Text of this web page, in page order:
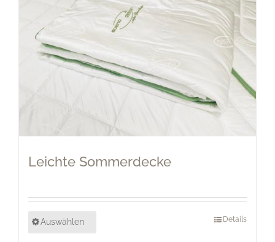
Leichte Sommerdecke
Auswählen Details